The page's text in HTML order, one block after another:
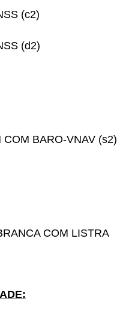
(c2)
(d2)
COM BARO-VNAV (s2)
COM LISTRA